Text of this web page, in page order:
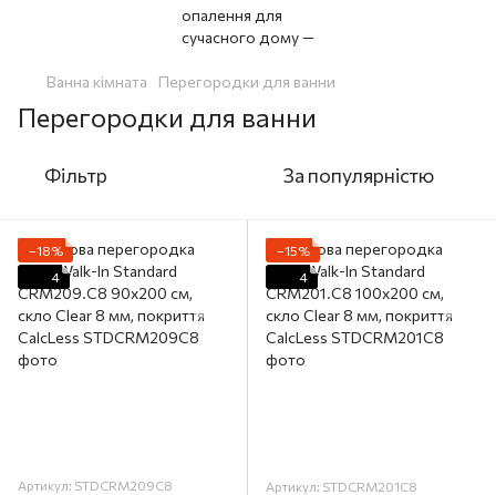
Ванна кімната Перегородки для ванни
Перегородки для ванни
Фільтр За популярністю
−18%
4
Артикул: STDCRM209C8
−15%
4
Артикул: STDCRM201C8